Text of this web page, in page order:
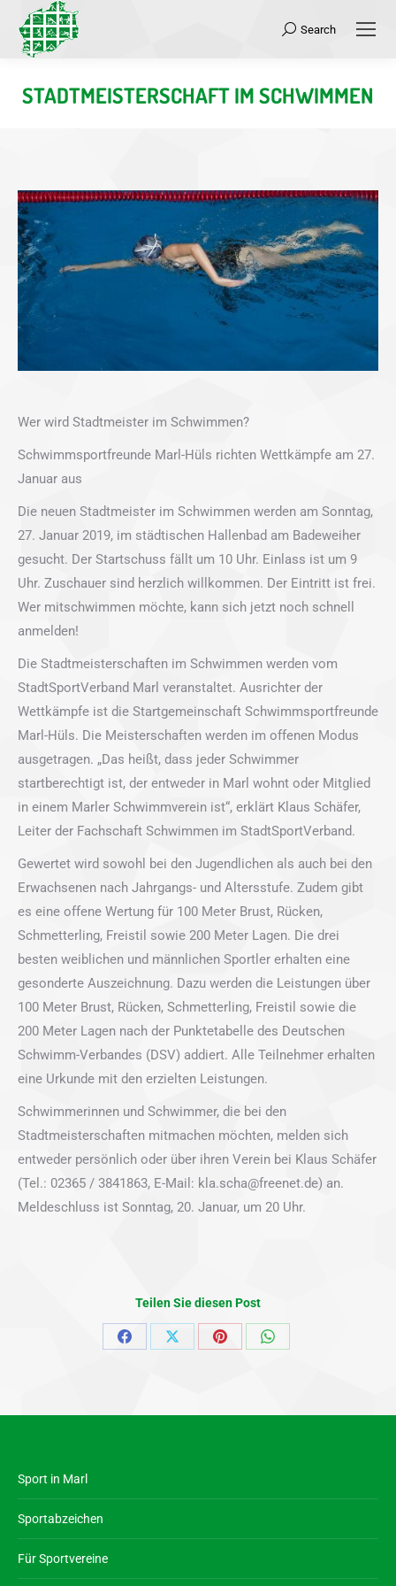
Search:
Search
STADTMEISTERSCHAFT IM SCHWIMMEN
Wer wird Stadtmeister im Schwimmen?
Schwimmsportfreunde Marl-Hüls richten Wettkämpfe am 27.
Januar aus
Die neuen Stadtmeister im Schwimmen werden am Sonntag,
27. Januar 2019, im städtischen Hallenbad am Badeweiher
gesucht. Der Startschuss fällt um 10 Uhr. Einlass ist um 9
Uhr. Zuschauer sind herzlich willkommen. Der Eintritt ist frei.
Wer mitschwimmen möchte, kann sich jetzt noch schnell
anmelden!
Die Stadtmeisterschaften im Schwimmen werden vom
StadtSportVerband Marl veranstaltet. Ausrichter der
Wettkämpfe ist die Startgemeinschaft Schwimmsportfreunde
Marl-Hüls. Die Meisterschaften werden im offenen Modus
ausgetragen. „Das heißt, dass jeder Schwimmer
startberechtigt ist, der entweder in Marl wohnt oder Mitglied
in einem Marler Schwimmverein ist“, erklärt Klaus Schäfer,
Leiter der Fachschaft Schwimmen im StadtSportVerband.
Gewertet wird sowohl bei den Jugendlichen als auch bei den
Erwachsenen nach Jahrgangs- und Altersstufe. Zudem gibt
es eine offene Wertung für 100 Meter Brust, Rücken,
Schmetterling, Freistil sowie 200 Meter Lagen. Die drei
besten weiblichen und männlichen Sportler erhalten eine
gesonderte Auszeichnung. Dazu werden die Leistungen über
100 Meter Brust, Rücken, Schmetterling, Freistil sowie die
200 Meter Lagen nach der Punktetabelle des Deutschen
Schwimm-Verbandes (DSV) addiert. Alle Teilnehmer erhalten
eine Urkunde mit den erzielten Leistungen.
Schwimmerinnen und Schwimmer, die bei den
Stadtmeisterschaften mitmachen möchten, melden sich
entweder persönlich oder über ihren Verein bei Klaus Schäfer
(Tel.: 02365 / 3841863, E-Mail: kla.scha@freenet.de) an.
Meldeschluss ist Sonntag, 20. Januar, um 20 Uhr.
Teilen Sie diesen Post
Share
Share
Share
Share
Sport in Marl
Sportabzeichen
Für Sportvereine